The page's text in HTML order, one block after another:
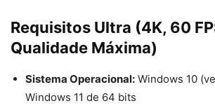
Requisitos Ultra (4K, 60
Qualidade Máxima)
Sistema Operacional: Windows 10
Windows 11 de 64 bits